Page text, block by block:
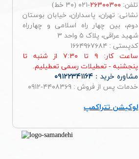
تلفن: ۲۶۳۰۰۳۰۰-۰۲۱ (۳۰ خط)
نشانی: تهران، پاسداران، خیابان بوستان
دوم، بین چهار راه اسلامی و چهارراه
شهید عراقی، پلاک ۵ واحد ۳
کدپستی : ۱۶۶۴۹۶۷۶۸۴
ساعت کار: ۹ تا ۷:۳۰ از شنبه تا
پنجشنبه - تعطیلات رسمی تعطیلیم.
مشاوره خرید : ۰۹۱۲۲۳۴۱۱۶۴
خدمات پس از فروش : ۴۴۰۸۳۶۹-۰۹۱۲
لوکیشن تتراکمپ